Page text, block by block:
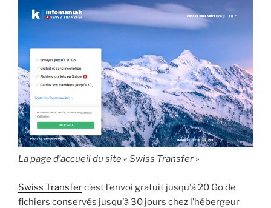
la
seconde
de
Paris »
La page d’accueil du site « Swiss Transfer »
Swiss Transferc’est l’envoi gratuit jusqu’à 20 Go de
fichiers conservés jusqu’à 30 jours chez l’hébergeur